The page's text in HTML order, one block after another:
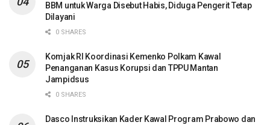
BBM untuk Warga Disebut Habis, Diduga Pengerit Tetap
Dilayani
0 SHARES
Komjak RI Koordinasi Kemenko Polkam Kawal
Penanganan Kasus Korupsi dan TPPU Mantan
Jampidsus
0 SHARES
Dasco Instruksikan Kader Kawal Program Prabowo dan